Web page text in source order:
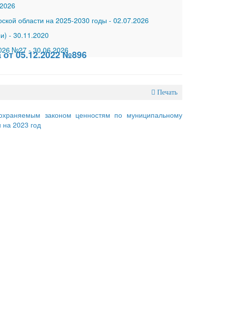
области на 2025-2030 годы - 02.07.2026
- 30.11.2020
№27 -30.06.2026
05.12.2022 №896
Печать
законом ценностям по муниципальному
на 2023 год